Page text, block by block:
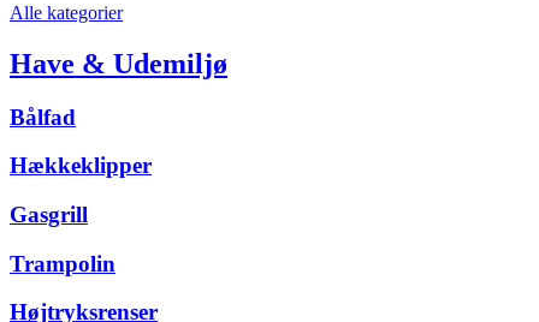
Alle kategorier
Have & Udemiljø
Bålfad
Hækkeklipper
Gasgrill
Trampolin
Højtryksrenser